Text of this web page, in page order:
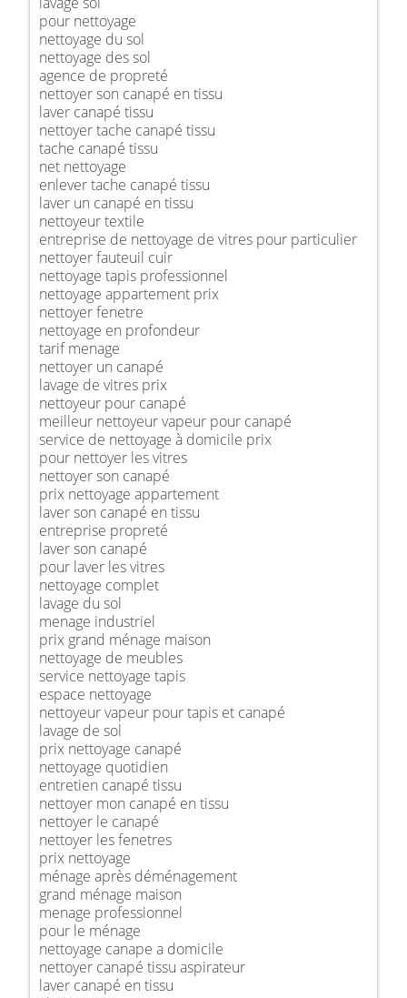
pour nettoyage
nettoyage du sol
nettoyage des sol
agence de propreté
nettoyer son canapé en tissu
laver canapé tissu
nettoyer tache canapé tissu
tache canapé tissu
net nettoyage
enlever tache canapé tissu
laver un canapé en tissu
nettoyeur textile
entreprise de nettoyage de vitres pour particulier
nettoyer fauteuil cuir
nettoyage tapis professionnel
nettoyage appartement prix
nettoyer fenetre
nettoyage en profondeur
tarif menage
nettoyer un canapé
lavage de vitres prix
nettoyeur pour canapé
meilleur nettoyeur vapeur pour canapé
service de nettoyage à domicile prix
pour nettoyer les vitres
nettoyer son canapé
prix nettoyage appartement
laver son canapé en tissu
entreprise propreté
laver son canapé
pour laver les vitres
nettoyage complet
lavage du sol
menage industriel
prix grand ménage maison
nettoyage de meubles
service nettoyage tapis
espace nettoyage
nettoyeur vapeur pour tapis et canapé
lavage de sol
prix nettoyage canapé
nettoyage quotidien
entretien canapé tissu
nettoyer mon canapé en tissu
nettoyer le canapé
nettoyer les fenetres
prix nettoyage
ménage après déménagement
grand ménage maison
menage professionnel
pour le ménage
nettoyage canape a domicile
nettoyer canapé tissu aspirateur
laver canapé en tissu